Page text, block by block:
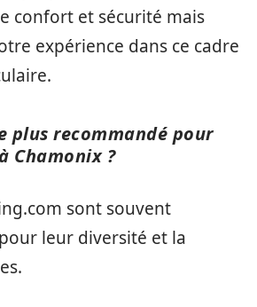
confort et sécurité mais
expérience dans ce cadre
plus recommandé pour
Chamonix ?
sont souvent
leur diversité et la